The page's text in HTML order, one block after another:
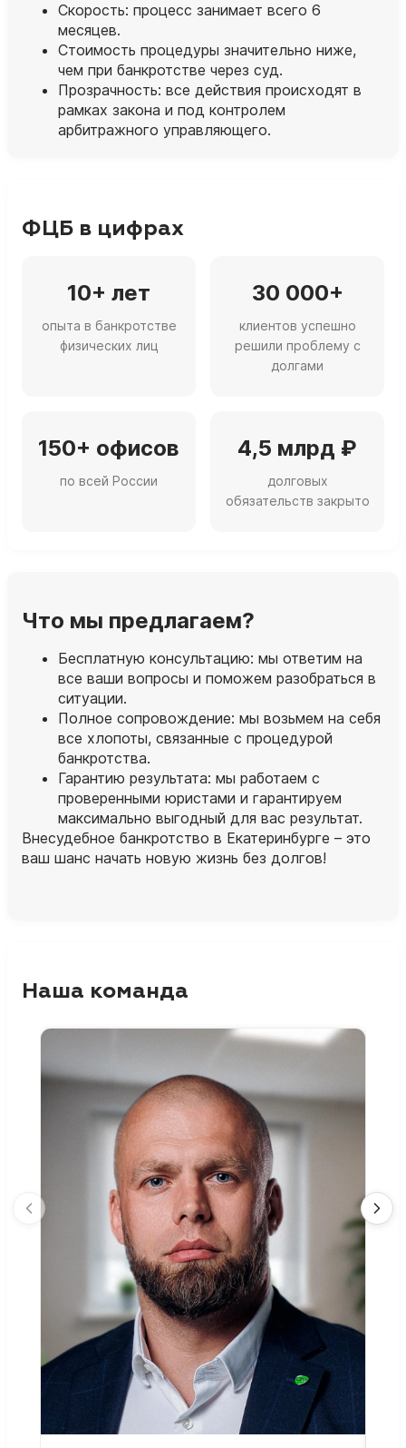
Скорость: процесс занимает всего 6
месяцев.
Стоимость процедуры значительно ниже,
чем при банкротстве через суд.
Прозрачность: все действия происходят в
рамках закона и под контролем
арбитражного управляющего.
ФЦБ в цифрах
10+ лет
опыта в банкротстве
физических лиц
30 000+
клиентов успешно
решили проблему с
долгами
150+ офисов
по всей России
4,5 млрд ₽
долговых
обязательств закрыто
Что мы предлагаем?
Бесплатную консультацию: мы ответим на
все ваши вопросы и поможем разобраться в
ситуации.
Полное сопровождение: мы возьмем на себя
все хлопоты, связанные с процедурой
банкротства.
Гарантию результата: мы работаем с
проверенными юристами и гарантируем
максимально выгодный для вас результат.
Внесудебное банкротство в Екатеринбурге – это
ваш шанс начать новую жизнь без долгов!
Наша команда